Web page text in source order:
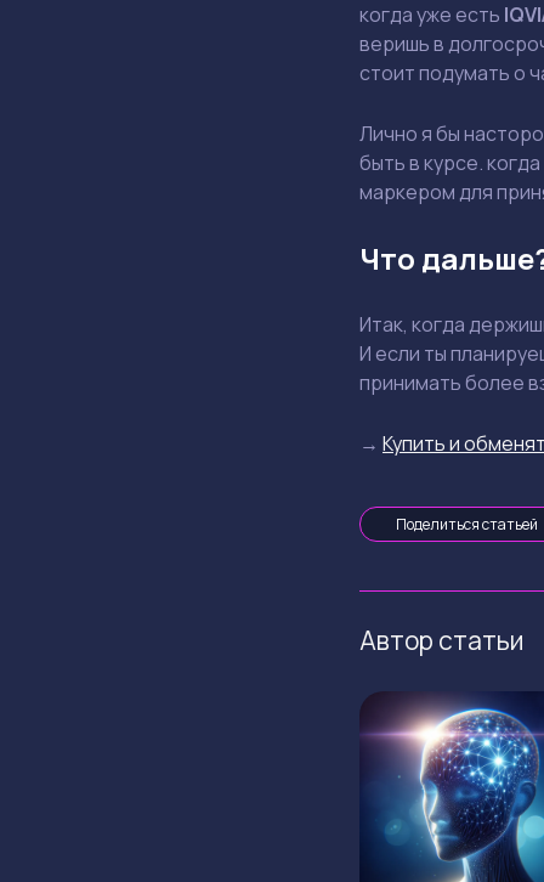
когда уже есть
веришь в
стоит подумать о
Лично я бы
быть в курсе.
маркером для
Что
Итак, когда
И если ты
принимать более
→ Купить и
Поделиться статьей
Автор статьи